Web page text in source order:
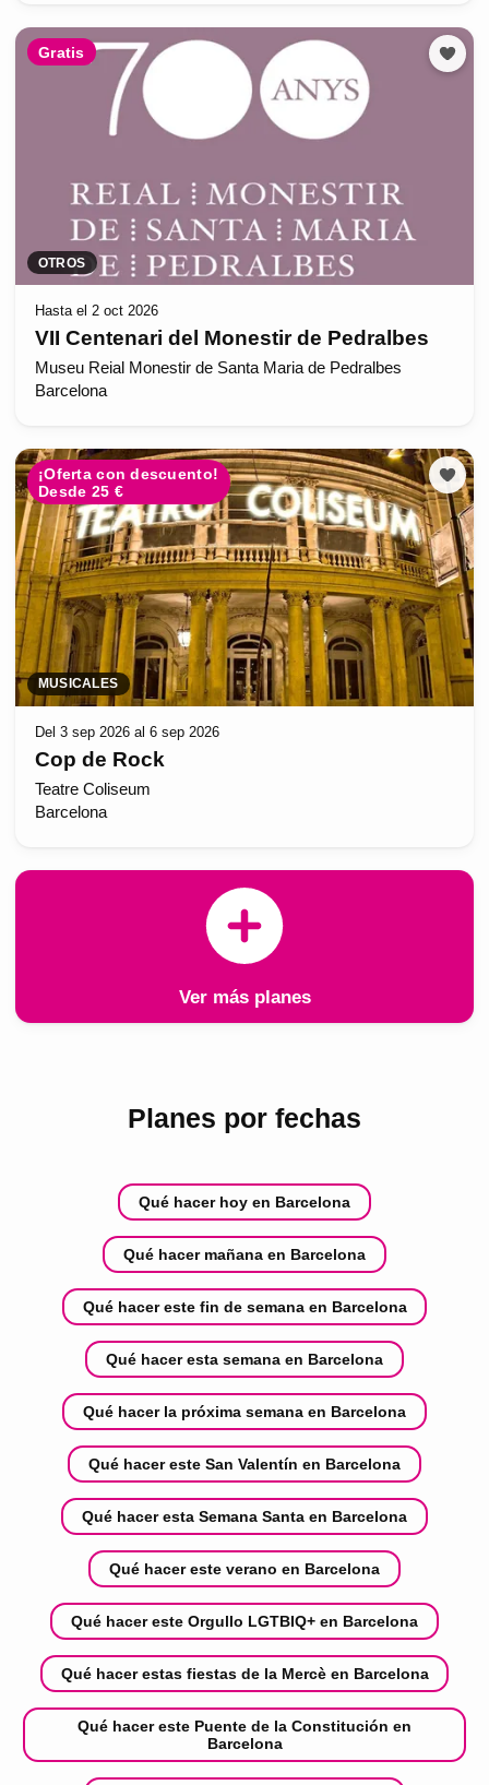
Gratis
OTROS
Hasta el 2 oct 2026
VII Centenari del Monestir de Pedralbes
Museu Reial Monestir de Santa Maria de Pedralbes
Barcelona
¡Oferta con descuento!
Desde 25 €
MUSICALES
Del 3 sep 2026 al 6 sep 2026
Cop de Rock
Teatre Coliseum
Barcelona
Ver más planes
Planes por fechas
Qué hacer hoy en Barcelona
Qué hacer mañana en Barcelona
Qué hacer este fin de semana en Barcelona
Qué hacer esta semana en Barcelona
Qué hacer la próxima semana en Barcelona
Qué hacer este San Valentín en Barcelona
Qué hacer esta Semana Santa en Barcelona
Qué hacer este verano en Barcelona
Qué hacer este Orgullo LGTBIQ+ en Barcelona
Qué hacer estas fiestas de la Mercè en Barcelona
Qué hacer este Puente de la Constitución en
Barcelona